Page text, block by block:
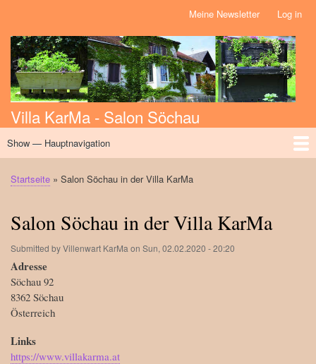
main
content
Meine Newsletter Log in
Villa KarMa - Salon Söchau
Hauptnavigation
Show — Hauptnavigation
Home
Über uns
Initiativen
Massage
Kalender
News
Workshops
Events
Breadcrumb
Startseite Salon Söchau in der Villa KarMa
Salon Söchau in der Villa KarMa
Submitted byVillenwart KarMa on Sun, 02.02.2020 - 20:20
Adresse
Söchau 92
8362 Söchau
Österreich
Links
https://www.villakarma.at